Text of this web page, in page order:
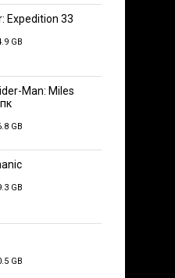
Expedition 33
GB
Man: Miles
GB
GB
GB